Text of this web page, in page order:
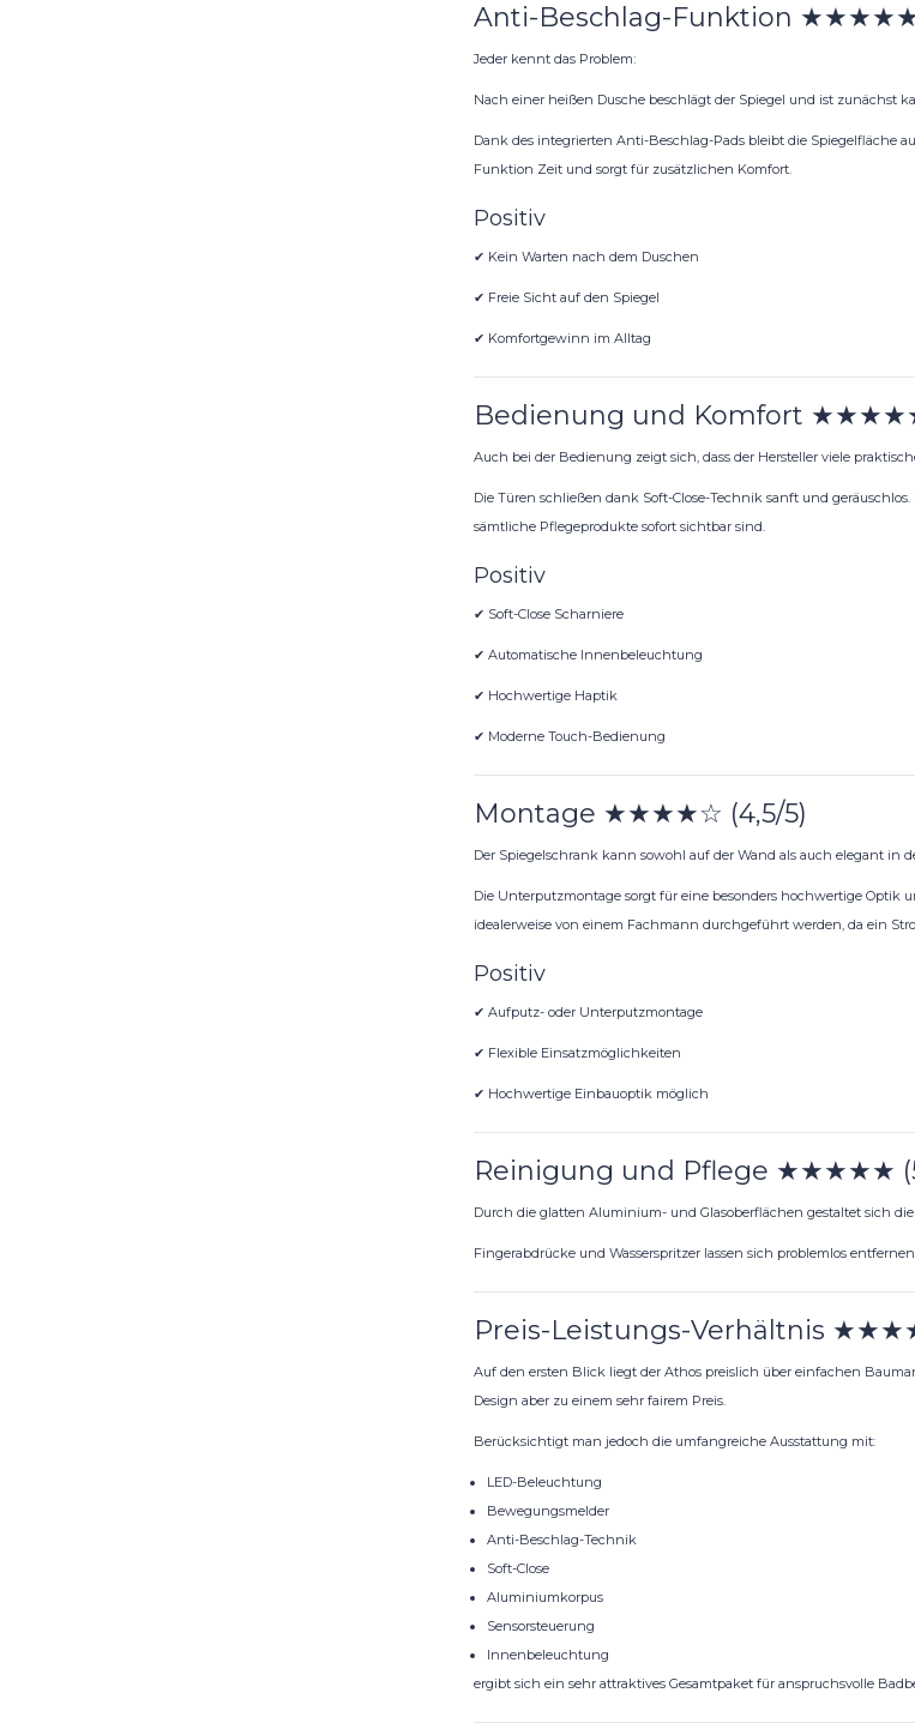
Anti-Beschlag-Funktion ★★★★★
Jeder kennt das Problem:
Nach einer heißen Dusche beschlägt der Spiegel und ist zunächst
Dank des integrierten Anti-Beschlag-Pads bleibt die Spiegelfläche
Funktion Zeit und sorgt für zusätzlichen Komfort.
Positiv
✔ Kein Warten nach dem Duschen
✔ Freie Sicht auf den Spiegel
✔ Komfortgewinn im Alltag
Bedienung und Komfort
Auch bei der Bedienung zeigt sich, dass der Hersteller viele
Die Türen schließen dank Soft-Close-Technik sanft und
sämtliche Pflegeprodukte sofort sichtbar sind.
Positiv
✔ Soft-Close Scharniere
✔ Automatische Innenbeleuchtung
✔ Hochwertige Haptik
✔ Moderne Touch-Bedienung
Montage ★★★★☆ (4,5/5)
Der Spiegelschrank kann sowohl auf der Wand als auch elegant in
Die Unterputzmontage sorgt für eine besonders hochwertige Optik
idealerweise von einem Fachmann durchgeführt werden, da ein
Positiv
✔ Aufputz- oder Unterputzmontage
✔ Flexible Einsatzmöglichkeiten
✔ Hochwertige Einbauoptik möglich
Reinigung und Pflege ★★★★★
Durch die glatten Aluminium- und Glasoberflächen gestaltet sich
Fingerabdrücke und Wasserspritzer lassen sich problemlos
Preis-Leistungs-Verhältnis
Auf den ersten Blick liegt der Athos preislich über einfachen
Design aber zu einem sehr fairem Preis.
Berücksichtigt man jedoch die umfangreiche Ausstattung mit:
LED-Beleuchtung
Bewegungsmelder
Anti-Beschlag-Technik
Soft-Close
Aluminiumkorpus
Sensorsteuerung
Innenbeleuchtung
ergibt sich ein sehr attraktives Gesamtpaket für anspruchsvolle